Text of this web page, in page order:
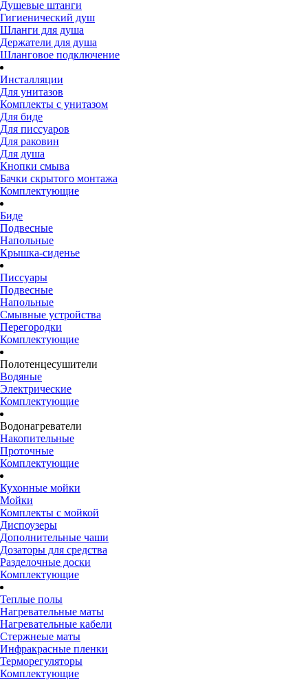
Душевые штанги
Гигиенический душ
Шланги для душа
Держатели для душа
Шланговое подключение
Инсталляции
Для унитазов
Комплекты с унитазом
Для биде
Для писсуаров
Для раковин
Для душа
Кнопки смыва
Бачки скрытого монтажа
Комплектующие
Биде
Подвесные
Напольные
Крышка-сиденье
Писсуары
Подвесные
Напольные
Смывные устройства
Перегородки
Комплектующие
Полотенцесушители
Водяные
Электрические
Комплектующие
Водонагреватели
Накопительные
Проточные
Комплектующие
Кухонные мойки
Мойки
Комплекты с мойкой
Диспоузеры
Дополнительные чаши
Дозаторы для средства
Разделочные доски
Комплектующие
Теплые полы
Нагревательные маты
Нагревательные кабели
Стержнеые маты
Инфракрасные пленки
Терморегуляторы
Комплектующие